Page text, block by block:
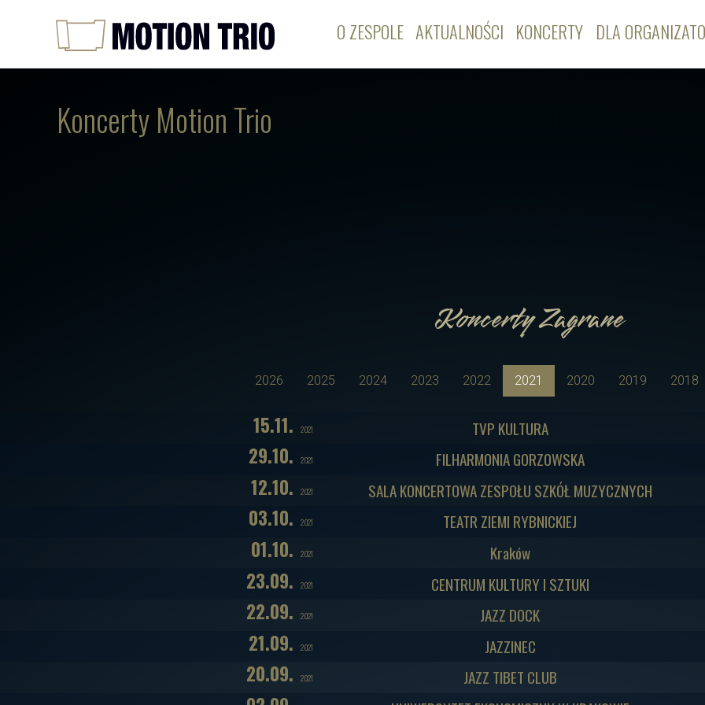
O ZESPOLE AKTUALNOŚCI KONCERTY DLA
Koncerty Motion Trio
Koncerty Zagrane
2018
2019
2020
2021
2022
2023
2024
2025
2026
15.11. 2021 TVP KULTURA
29.10. 2021 FILHARMONIA GORZOWSKA
12.10. 2021 SALA KONCERTOWA ZESPOŁU SZKÓŁ MUZYCZNYCH
03.10. 2021 TEATR ZIEMI RYBNICKIEJ
01.10. 2021 Kraków
23.09. 2021 CENTRUM KULTURY I SZTUKI
22.09. 2021 JAZZ DOCK
21.09. 2021 JAZZINEC
20.09. 2021 JAZZ TIBET CLUB